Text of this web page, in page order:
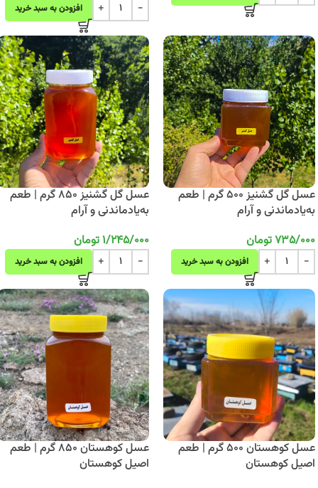
افزودن به سبد خرید
عسل گل گشنیز 500 گرم | طعم
به‌یادماندنی و آرام
735/000تومان
افزودن به سبد خرید
عسل گل گشنیز 850 گرم | طعم
به‌یادماندنی و آرام
1/245/000تومان
افزودن به سبد خرید
عسل کوهستان 500 گرم | طعم
اصیل کوهستان
عسل کوهستان 850 گرم | طعم
اصیل کوهستان